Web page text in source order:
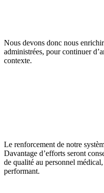
Nous devons donc nous
administrées, pour continuer
contexte.
Le renforcement de notre
Davantage d’efforts seront
de qualité au personnel
performant.